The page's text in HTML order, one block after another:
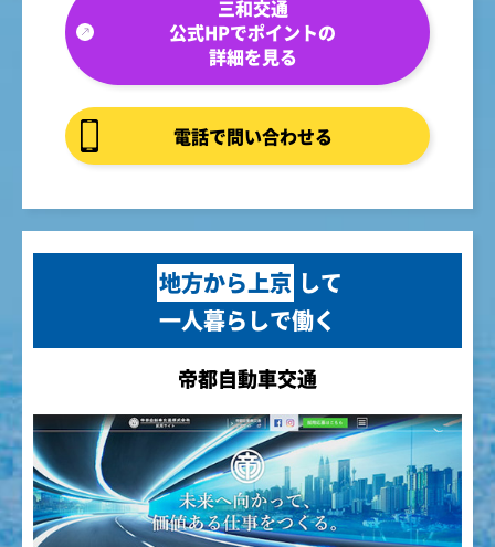
三和交通
公式HPでポイントの
詳細を見る
電話で問い合わせる
地方から上京 して
一人暮らしで働く
帝都自動車交通